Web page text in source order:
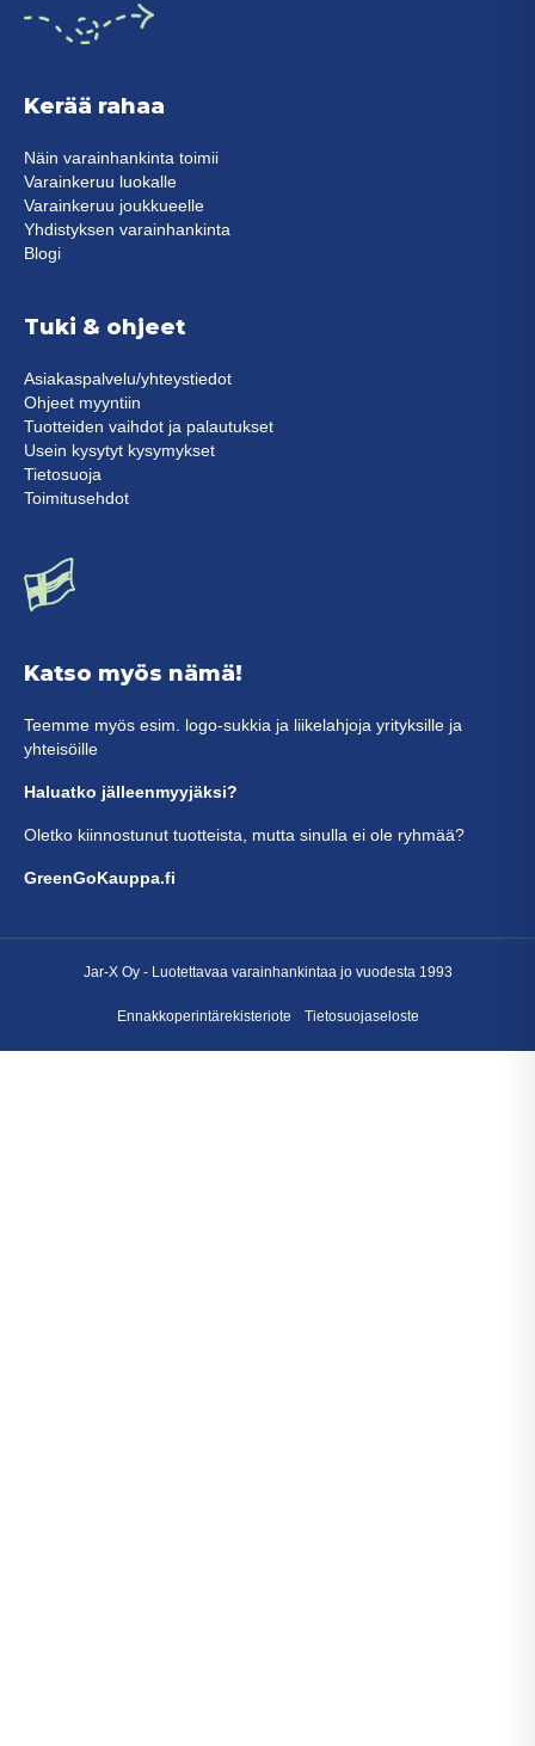
Kerää rahaa
Näin varainhankinta toimii
Varainkeruu luokalle
Varainkeruu joukkueelle
Yhdistyksen varainhankinta
Blogi
Tuki & ohjeet
Asiakaspalvelu/yhteystiedot
Ohjeet myyntiin
Tuotteiden vaihdot ja palautukset
Usein kysytyt kysymykset
Tietosuoja
Toimitusehdot
Katso myös nämä!
Teemme myös esim. logo-sukkia ja liikelahjoja yrityksille ja
yhteisöille
Haluatko jälleenmyyjäksi?
Oletko kiinnostunut tuotteista, mutta sinulla ei ole ryhmää?
GreenGoKauppa.fi
Jar-X Oy - Luotettavaa varainhankintaajo vuodesta 1993
Ennakkoperintärekisteriote Tietosuojaseloste